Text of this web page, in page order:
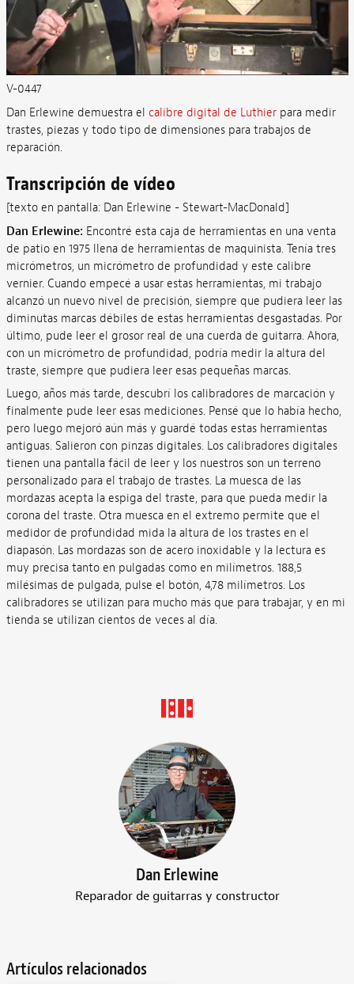
V-0447
Dan Erlewine demuestra el calibre digital de Luthierpara medir
trastes, piezas y todo tipo de dimensiones para trabajos de
reparación.
Transcripción de vídeo
[texto en pantalla: Dan Erlewine - Stewart-MacDonald]
Dan Erlewine: Encontré esta caja de herramientas en una venta
de patio en 1975 llena de herramientas de maquinista. Tenía tres
micrómetros, un micrómetro de profundidad y este calibre
vernier. Cuando empecé a usar estas herramientas, mi trabajo
alcanzó un nuevo nivel de precisión, siempre que pudiera leer las
diminutas marcas débiles de estas herramientas desgastadas. Por
último, pude leer el grosor real de una cuerda de guitarra. Ahora,
con un micrómetro de profundidad, podría medir la altura del
traste, siempre que pudiera leer esas pequeñas marcas.
Luego, años más tarde, descubrí los calibradores de marcación y
finalmente pude leer esas mediciones. Pensé que lo había hecho,
pero luego mejoró aún más y guardé todas estas herramientas
antiguas. Salieron con pinzas digitales. Los calibradores digitales
tienen una pantalla fácil de leer y los nuestros son un terreno
personalizado para el trabajo de trastes. La muesca de las
mordazas acepta la espiga del traste, para que pueda medir la
corona del traste. Otra muesca en el extremo permite que el
medidor de profundidad mida la altura de los trastes en el
diapasón. Las mordazas son de acero inoxidable y la lectura es
muy precisa tanto en pulgadas como en milímetros. 188,5
milésimas de pulgada, pulse el botón, 4,78 milímetros. Los
calibradores se utilizan para mucho más que para trabajar, y en mi
tienda se utilizan cientos de veces al día.
Dan Erlewine
Reparador de guitarras y constructor
Artículos relacionados